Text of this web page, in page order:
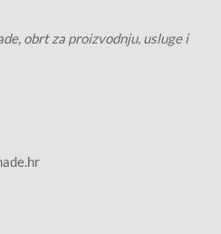
obrt za proizvodnju, usluge i